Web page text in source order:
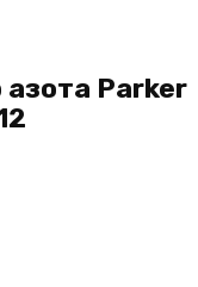
азота Parker